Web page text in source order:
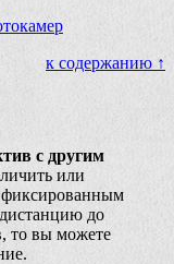
к содержанию ↑
с другим
или
до
то вы можете